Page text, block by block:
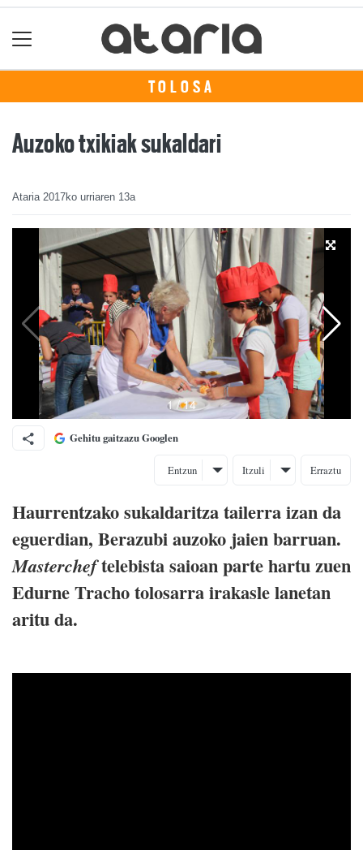
TOLOSA
Auzoko txikiak sukaldari
Ataria 2017ko urriaren 13a
Gehitu gaitzazu Googlen
Entzun Itzuli Erraztu
Haurrentzako sukaldaritza tailerra izan da
eguerdian, Berazubi auzoko jaien barruan.
Mastercheftelebista saioan parte hartu zuen
Edurne Tracho tolosarra irakasle lanetan
aritu da.